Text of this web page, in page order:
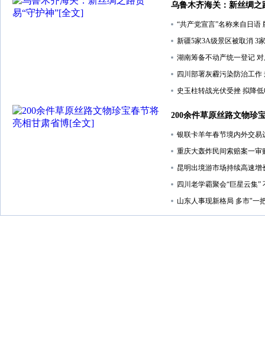
乌鲁木齐海关：新丝绸之
“共产党宣言”名称来自日语
新疆5家3A级景区被取消 3
湖南筹备不动产统一登记
四川部署灰霾污染防治工
史玉柱转战光伏受挫 拟降
200余件草原丝路文物珍
银联卡羊年春节境内外交易
重庆大轰炸民间索赔案一审
昆明出境游市场持续高速增
四川老学霸聚会“巨星云集”
山东人事现新格局 多市"一